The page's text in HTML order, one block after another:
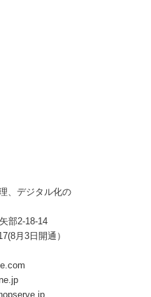
、デジタル化の
部2-18-14
月3日開通）